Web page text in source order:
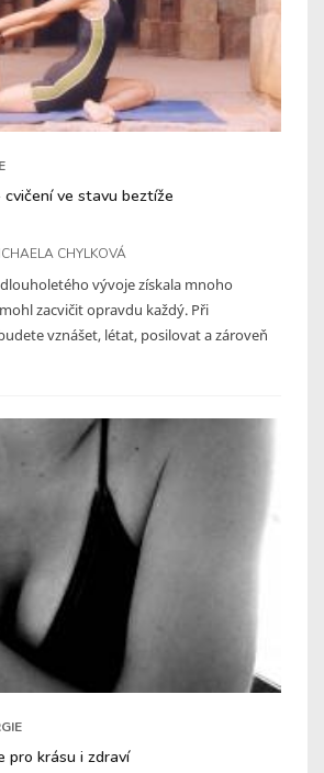
ve stavu beztíže
CHYLKOVÁ
vývoje získala mnoho
zacvičit opravdu každý. Při
vznášet, létat, posilovat a zároveň
pro krásu i zdraví